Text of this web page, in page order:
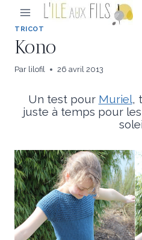
contenu
TRICOT
Kono
Par lilofil 26 avril 2013
Un test pour Muriel,
juste à temps pour